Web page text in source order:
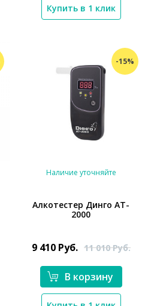
Купить в 1 клик
-15%
*}
Наличие уточняйте
Алкотестер Динго AT-
2000
9 410 Руб. 11 010Руб.
В корзину